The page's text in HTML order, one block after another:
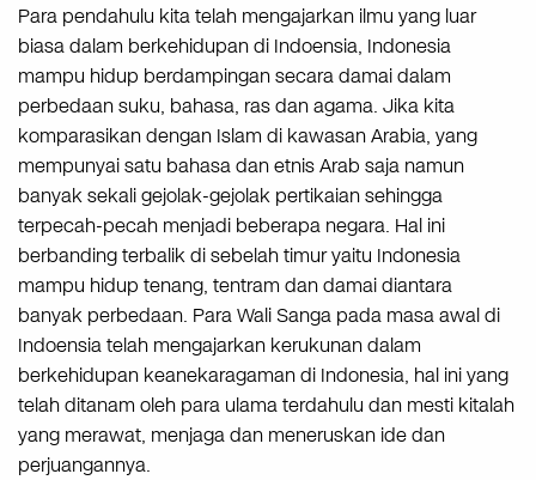
Para pendahulu kita telah mengajarkan ilmu yang luar
biasa dalam berkehidupan di Indoensia, Indonesia
mampu hidup berdampingan secara damai dalam
perbedaan suku, bahasa, ras dan agama. Jika kita
komparasikan dengan Islam di kawasan Arabia, yang
mempunyai satu bahasa dan etnis Arab saja namun
banyak sekali gejolak-gejolak pertikaian sehingga
terpecah-pecah menjadi beberapa negara. Hal ini
berbanding terbalik di sebelah timur yaitu Indonesia
mampu hidup tenang, tentram dan damai diantara
banyak perbedaan. Para Wali Sanga pada masa awal di
Indoensia telah mengajarkan kerukunan dalam
berkehidupan keanekaragaman di Indonesia, hal ini yang
telah ditanam oleh para ulama terdahulu dan mesti kitalah
yang merawat, menjaga dan meneruskan ide dan
perjuangannya.